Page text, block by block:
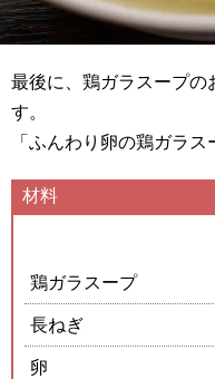
最後に、鶏ガラスープの
す。
「ふんわり卵の鶏ガラス
材料
鶏ガラスープ
長ねぎ
卵